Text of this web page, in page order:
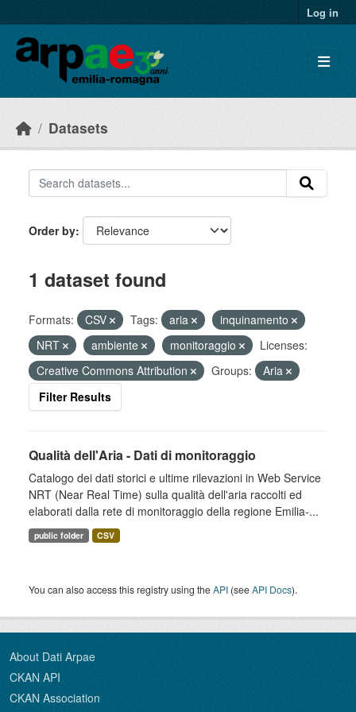
Log in
Datasets
Order by
1 dataset found
Formats: CSV Tags: aria
inquinamento
NRT
ambiente monitoraggio
Licenses:
Creative Commons Attribution
Groups:
Aria
Filter Results
Qualità dell'Aria - Dati di monitoraggio
Catalogo dei dati storici e ultime rilevazioni in Web Service
NRT (Near Real Time) sulla qualità dell'aria raccolti ed
elaborati dalla rete di monitoraggio della regione Emilia-...
public folder CSV
You can also access this registry using theAPI (seeAPI Docs).
About Dati Arpae
CKAN API
CKAN Association